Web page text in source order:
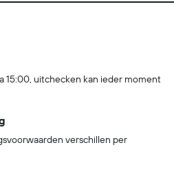
15:00, uitchecken kan ieder moment
verschillen per